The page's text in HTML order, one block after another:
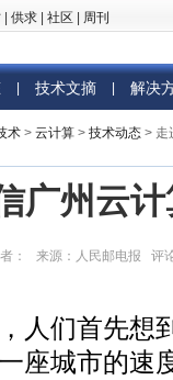
供求 社区 周刊
技术文摘 解决
术 > 云计算 > 技术动态 > 走
广州云
者： 来源：人民邮电报 评
们首先想
座城市的速